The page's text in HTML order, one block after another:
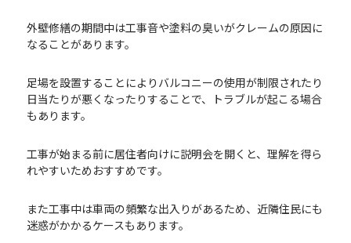
外壁修繕の期間中は工事音や塗料の臭いがクレームの原因に
なることがあります。
足場を設置することによりバルコニーの使用が制限されたり
日当たりが悪くなったりすることで、トラブルが起こる場合
もあります。
工事が始まる前に居住者向けに説明会を開くと、理解を得ら
れやすいためおすすめです。
また工事中は車両の頻繁な出入りがあるため、近隣住民にも
迷惑がかかるケースもあります。